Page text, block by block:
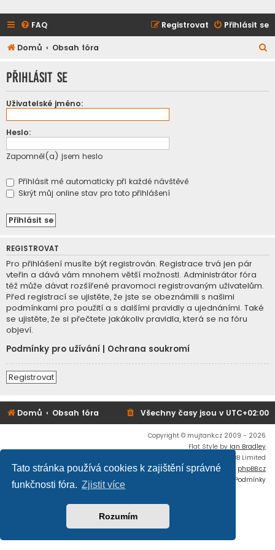
Tato stránka používá cookies k zajištění správné
funkčnosti fóra. Zjistit více
Rozumím
FAQ Přihlásit se
Registrovat
Domů Obsah fóra
d
Přihlásit se
Uživatelské jméno:
Heslo:
Zapomněl(a) jsem heslo
Přihlásit mě automaticky při každé návštěvě
Skrýt můj online stav pro toto přihlášení
REGISTROVAT
Pro přihlášení musíte být registrován. Registrace trvá jen pár
vteřin a dává vám mnohem větší možnosti. Administrátor fóra
též může dávat rozšířené pravomoci registrovaným uživatelům.
Před registrací se ujistěte, že jste se obeznámili s našimi
podmínkami pro použití a s dalšími pravidly a ujednáními. Také
se ujistěte, že si přečtete jakákoliv pravidla, která se na fóru
objeví.
Podmínky pro užívání
Ochrana soukromí
Registrovat
Domů Obsah fóra Všechny časy jsou v UTC+02:00
Copyright © mujtank.cz 2009 - 2026
Flat Style by Ian Bradley
® Forum Software © phpBB Limited
Český překlad – phpBB.cz
Podmínky